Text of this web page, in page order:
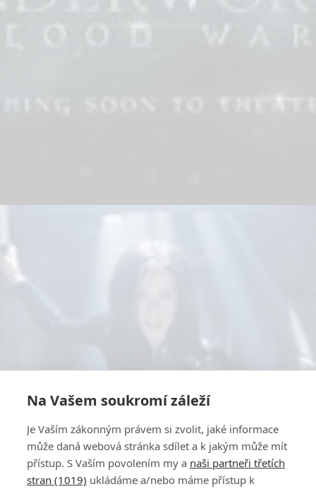
Na Vašem soukromí záleží
Je Vaším zákonným právem si zvolit, jaké informace
může daná webová stránka sdílet a k jakým může mít
přístup. S Vaším povolením my a naši partneři třetích
stran (1019) ukládáme a/nebo máme přístup k